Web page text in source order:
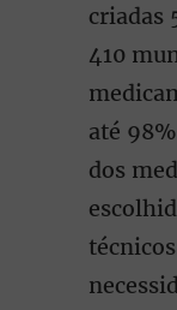
criadas
410
até
dos